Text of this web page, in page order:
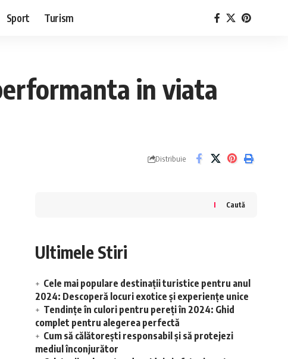
Sport Turism
in viata
Distribuie
Caută
Ultimele Stiri
Cele mai populare destinații turistice pentru anul
2024: Descoperă locuri exotice și experiențe unice
Tendințe în culori pentru pereți în 2024: Ghid
complet pentru alegerea perfectă
Cum să călătorești responsabil și să protejezi
mediul înconjurător